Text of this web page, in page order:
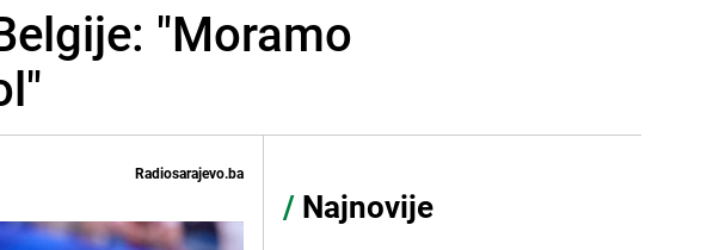
"Moramo
Radiosarajevo.ba
/ Najnovije